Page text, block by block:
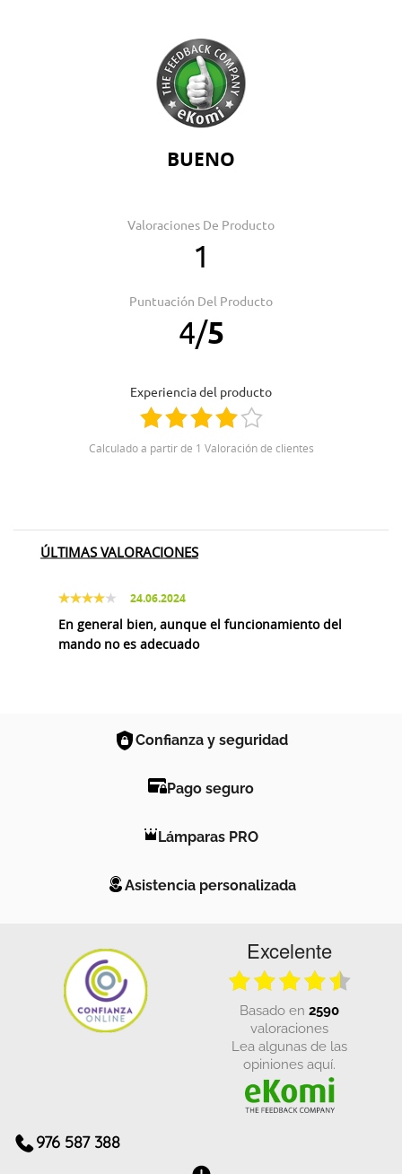
BUENO
Valoraciones De Producto
1
Puntuación Del Producto
4/5
Experiencia del producto
Calculado a partir de 1 Valoración de clientes
ÚLTIMAS VALORACIONES
24.06.2024
En general bien, aunque el funcionamiento del
mando no es adecuado
Confianza y seguridad
Pago seguro
Lámparas PRO
Asistencia personalizada
Excelente
basado en 2590
valoraciones
Lea algunas de las
opiniones aquí.
976 587 388